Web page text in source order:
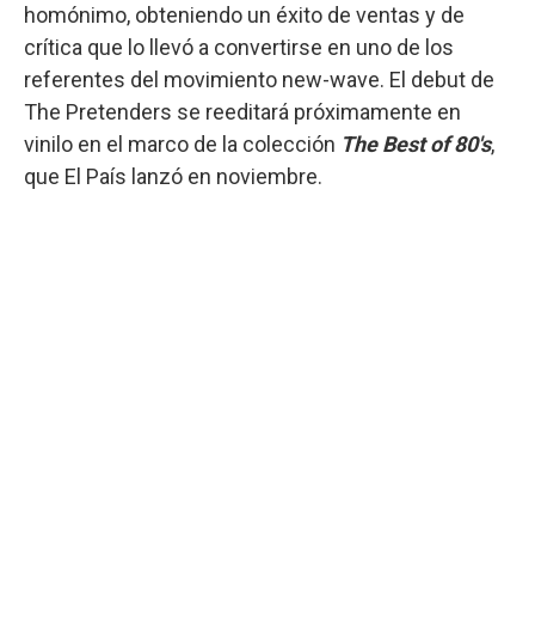
homónimo, obteniendo un éxito de ventas y de
crítica que lo llevó a convertirse en uno de los
referentes del movimiento new-wave. El debut de
The Pretenders se reeditará próximamente en
vinilo en el marco de la colección The Best of 80's,
que El País lanzó en noviembre.